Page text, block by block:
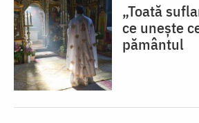
„Toată
ce unește
pământul